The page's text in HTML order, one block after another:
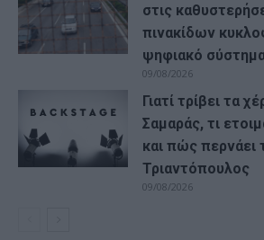
στις
πινακίδων
ψηφιακό
09/08/2026
Γιατί τρίβει τα
Σαμαράς, τι
και πώς περνάει
Τριαντόπουλος
09/08/2026